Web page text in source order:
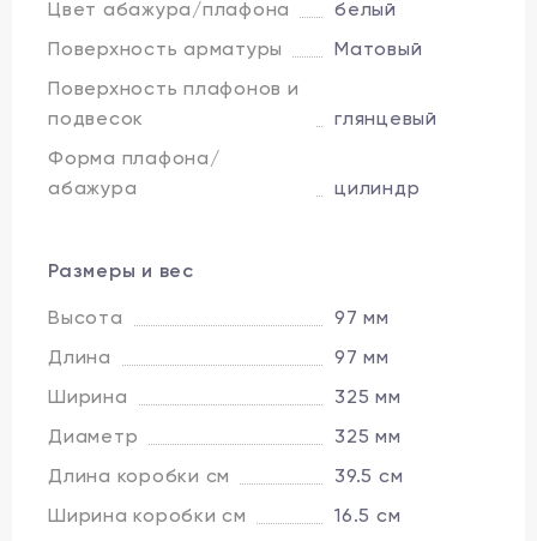
Цвет абажура/плафона
белый
Поверхность арматуры
Матовый
Поверхность плафонов и
подвесок
глянцевый
Форма плафона/
абажура
цилиндр
Размеры и вес
Высота
97 мм
Длина
97 мм
Ширина
325 мм
Диаметр
325 мм
Длина коробки см
39.5 см
Ширина коробки см
16.5 см